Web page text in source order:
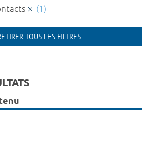
(1)
TOUS LES FILTRES